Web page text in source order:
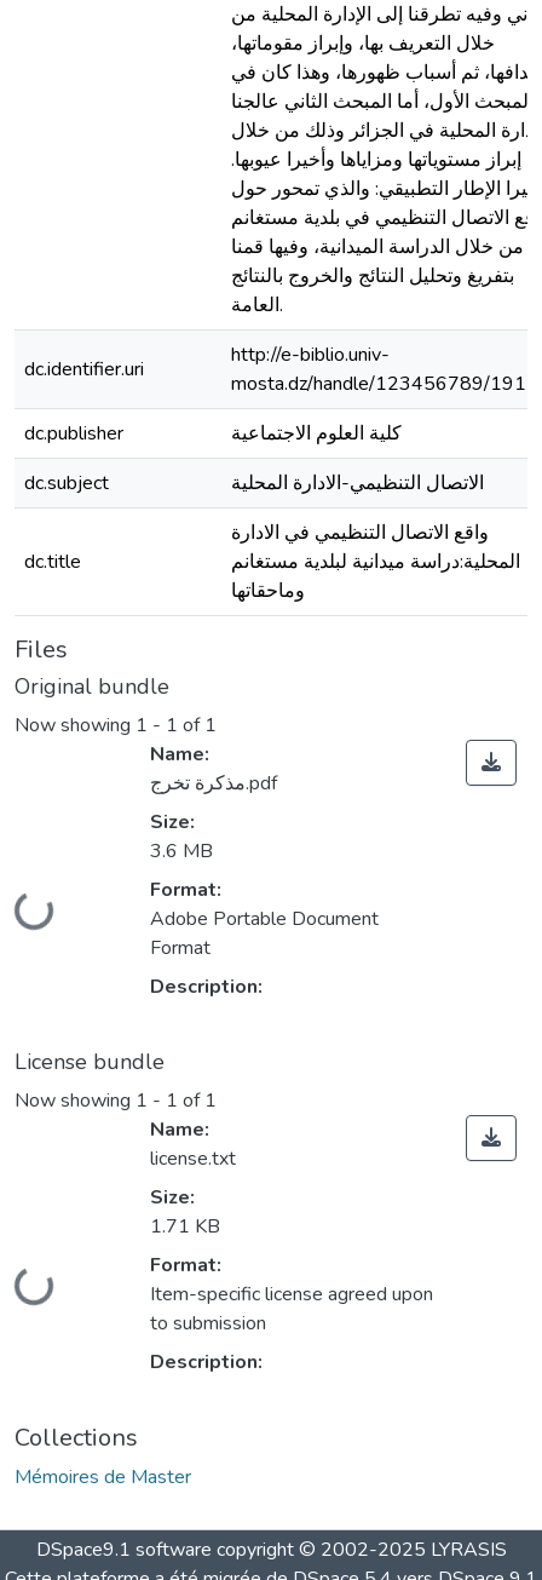
وفيه تطرقنا إلى الإدارة المحلية من
خلال التعريف بها، وإبراز مقوماتها،
أهدافها، ثم أسباب ظهورها، وهذا كان في
المبحث الأول، أما المبحث الثاني عالجنا
المحلية في الجزائر وذلك من خلال
إبراز مستوياتها ومزاياها وأخيرا عيوبها.
الإطار التطبيقي: والذي تمحور حول
الاتصال التنظيمي في بلدية مستغانم
من خلال الدراسة الميدانية، وفيها قمنا
بتفريغ وتحليل النتائج والخروج بالنتائج
العامة.
dc.identifier.uri
http://e-biblio.univ-
mosta.dz/handle/123456789/
dc.publisher
كلية العلوم الاجتماعية
dc.subject
الاتصال التنظيمي-الادارة المحلية
dc.title
واقع الاتصال التنظيمي في الادارة
المحلية:دراسة ميدانية لبلدية مستغانم
وماحقاتها
Files
Original bundle
Now showing 1 - 1 of 1
Loading...
Name:
مذكرة تخرج.pdf
Size:
3.6 MB
Format:
Adobe Portable Document
Format
Description:
License bundle
Now showing 1 - 1 of 1
Loading...
Name:
license.txt
Size:
1.71 KB
Format:
Item-specific license agreed upon
to submission
Description:
Collections
Mémoires de Master
DSpace9.1 software copyright © 2002-2025 LYRASIS